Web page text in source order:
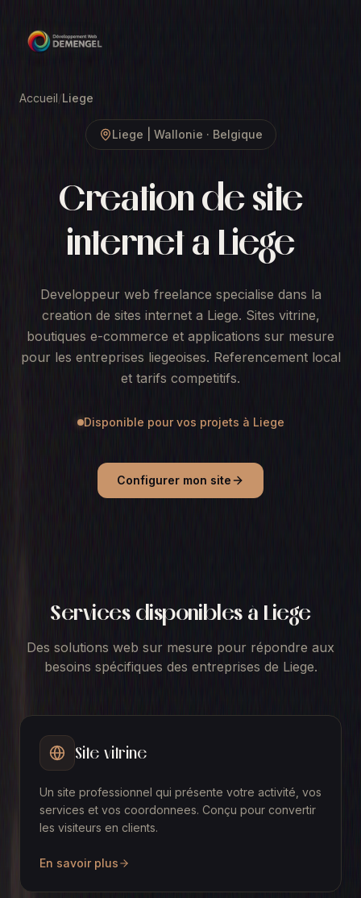
Accueil/Liege
Liege | Wallonie · Belgique
Creation de site
internet a Liege
Developpeur web freelance specialise dans la
creation de sites internet a Liege. Sites vitrine,
boutiques e-commerce et applications sur mesure
pour les entreprises liegeoises. Referencement local
et tarifs competitifs.
Disponible pour vos projets à Liege
Configurer mon site
Services disponibles à Liege
Des solutions web sur mesure pour répondre aux
besoins spécifiques des entreprises de Liege.
Site vitrine
Un site professionnel qui présente votre activité, vos
services et vos coordonnees. Conçu pour convertir
les visiteurs en clients.
En savoir plus